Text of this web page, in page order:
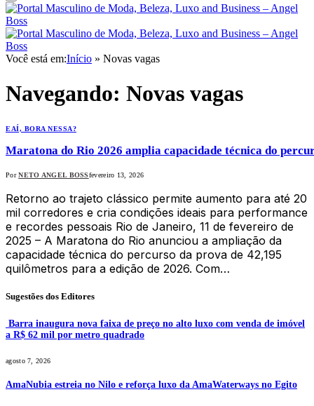
Você está em:Início » Novas vagas
Navegando: Novas vagas
EAÍ, BORA NESSA?
Maratona do Rio 2026 amplia capacidade técnica do
Por NETO ANGEL BOSSfevereiro 13, 2026
Retorno ao trajeto clássico permite aumento para até 20
mil corredores e cria condições ideais para performance
e recordes pessoais Rio de Janeiro, 11 de fevereiro de
2025 – A Maratona do Rio anunciou a ampliação da
capacidade técnica do percurso da prova de 42,195
quilômetros para a edição de 2026. Com…
Sugestões dos Editores
Barra inaugura nova faixa de preço no alto luxo com venda de imóvel
a R$ 62 mil por metro quadrado
agosto 7, 2026
AmaNubia estreia no Nilo e reforça luxo da AmaWaterways no Egito